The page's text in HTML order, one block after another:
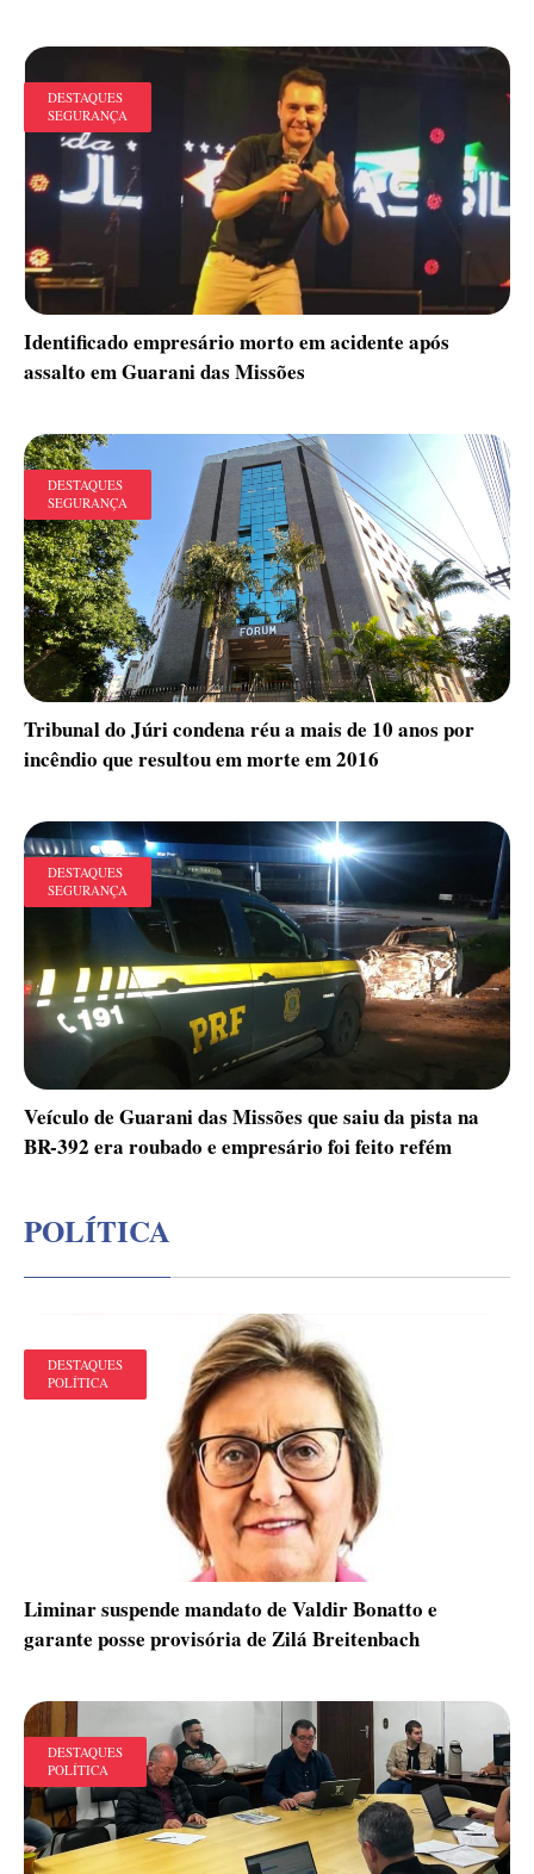
DESTAQUES
SEGURANÇA
Identificado empresário morto em acidente após
assalto em Guarani das Missões
DESTAQUES
SEGURANÇA
Tribunal do Júri condena réu a mais de 10 anos por
incêndio que resultou em morte em 2016
DESTAQUES
SEGURANÇA
Veículo de Guarani das Missões que saiu da pista na
BR-392 era roubado e empresário foi feito refém
POLÍTICA
DESTAQUES
POLÍTICA
Liminar suspende mandato de Valdir Bonatto e
garante posse provisória de Zilá Breitenbach
DESTAQUES
POLÍTICA